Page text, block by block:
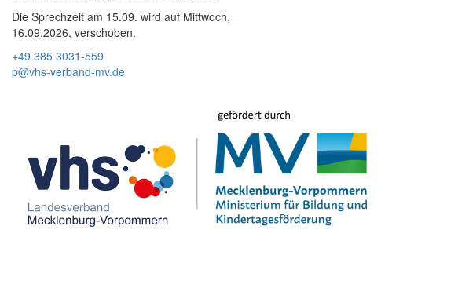
Die Sprechzeit am 15.09. wird auf Mittwoch,
16.09.2026, verschoben.
+49 385 3031-559
p@vhs-verband-mv.de